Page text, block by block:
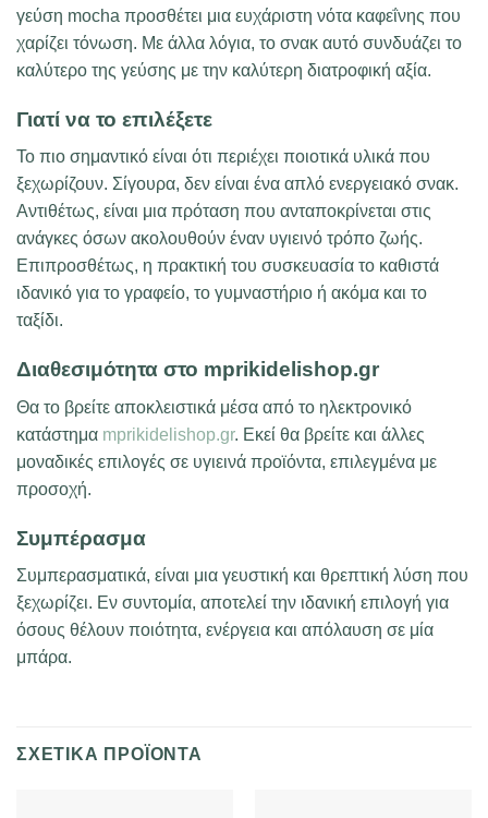
γεύση mocha προσθέτει μια ευχάριστη νότα καφεΐνης που
χαρίζει τόνωση. Με άλλα λόγια, το σνακ αυτό συνδυάζει το
καλύτερο της γεύσης με την καλύτερη διατροφική αξία.
Γιατί να το επιλέξετε
Το πιο σημαντικό είναι ότι περιέχει ποιοτικά υλικά που
ξεχωρίζουν. Σίγουρα, δεν είναι ένα απλό ενεργειακό σνακ.
Αντιθέτως, είναι μια πρόταση που ανταποκρίνεται στις
ανάγκες όσων ακολουθούν έναν υγιεινό τρόπο ζωής.
Επιπροσθέτως, η πρακτική του συσκευασία το καθιστά
ιδανικό για το γραφείο, το γυμναστήριο ή ακόμα και το
ταξίδι.
Διαθεσιμότητα στο mprikidelishop.gr
Θα το βρείτε αποκλειστικά μέσα από το ηλεκτρονικό
κατάστημα mprikidelishop.gr. Εκεί θα βρείτε και άλλες
μοναδικές επιλογές σε υγιεινά προϊόντα, επιλεγμένα με
προσοχή.
Συμπέρασμα
Συμπερασματικά, είναι μια γευστική και θρεπτική λύση που
ξεχωρίζει. Εν συντομία, αποτελεί την ιδανική επιλογή για
όσους θέλουν ποιότητα, ενέργεια και απόλαυση σε μία
μπάρα.
ΣΧΕΤΙΚΆ ΠΡΟΪΌΝΤΑ